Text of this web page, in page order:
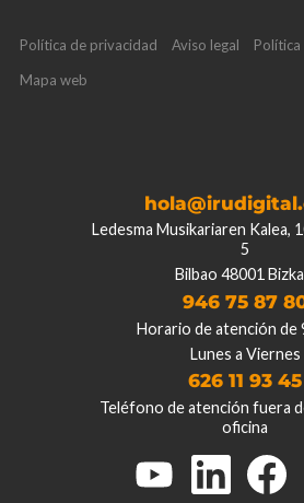
Política de privacidad Aviso legal
Política
Mapa web
Ledesma Musikariaren Kalea,
5
Bilbao 48001
946 75 87
Horario de atención de
Lunes a Viernes
626 11 93 45
Teléfono de atención fuera
oficina